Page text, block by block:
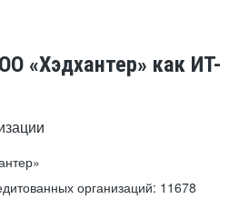
«Хэдхантер» как ИТ-
организаций: 11678